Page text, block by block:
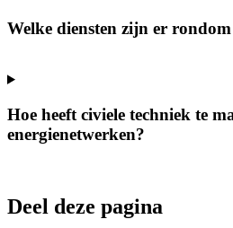
Welke diensten zijn er
Hoe heeft civiele techniek te
energienetwerken?
Deel deze pagina